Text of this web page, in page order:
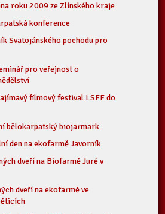
roku 2009 ze Zlínského kraje
konference
Svatojánského pochodu pro
pro veřejnost o
filmový festival LSFF do
bělokarpatský biojarmark
den na ekofarmě Javorník
dveří na Biofarmě Juré v
dveří na ekofarmě ve